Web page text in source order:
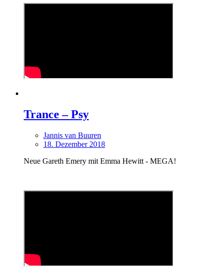
Trance – Psy
Jannis van Buuren
18. Dezember 2018
Neue Gareth Emery mit Emma Hewitt - MEGA!